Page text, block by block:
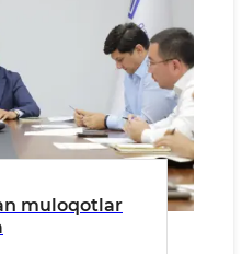
muloqotlar